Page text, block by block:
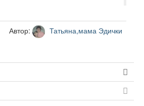
Автор: Татьяна,мама Эдички